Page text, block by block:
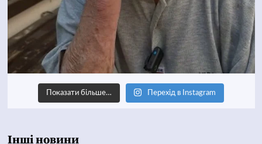
Показати більше… Перехід в Instagram
Інші новини